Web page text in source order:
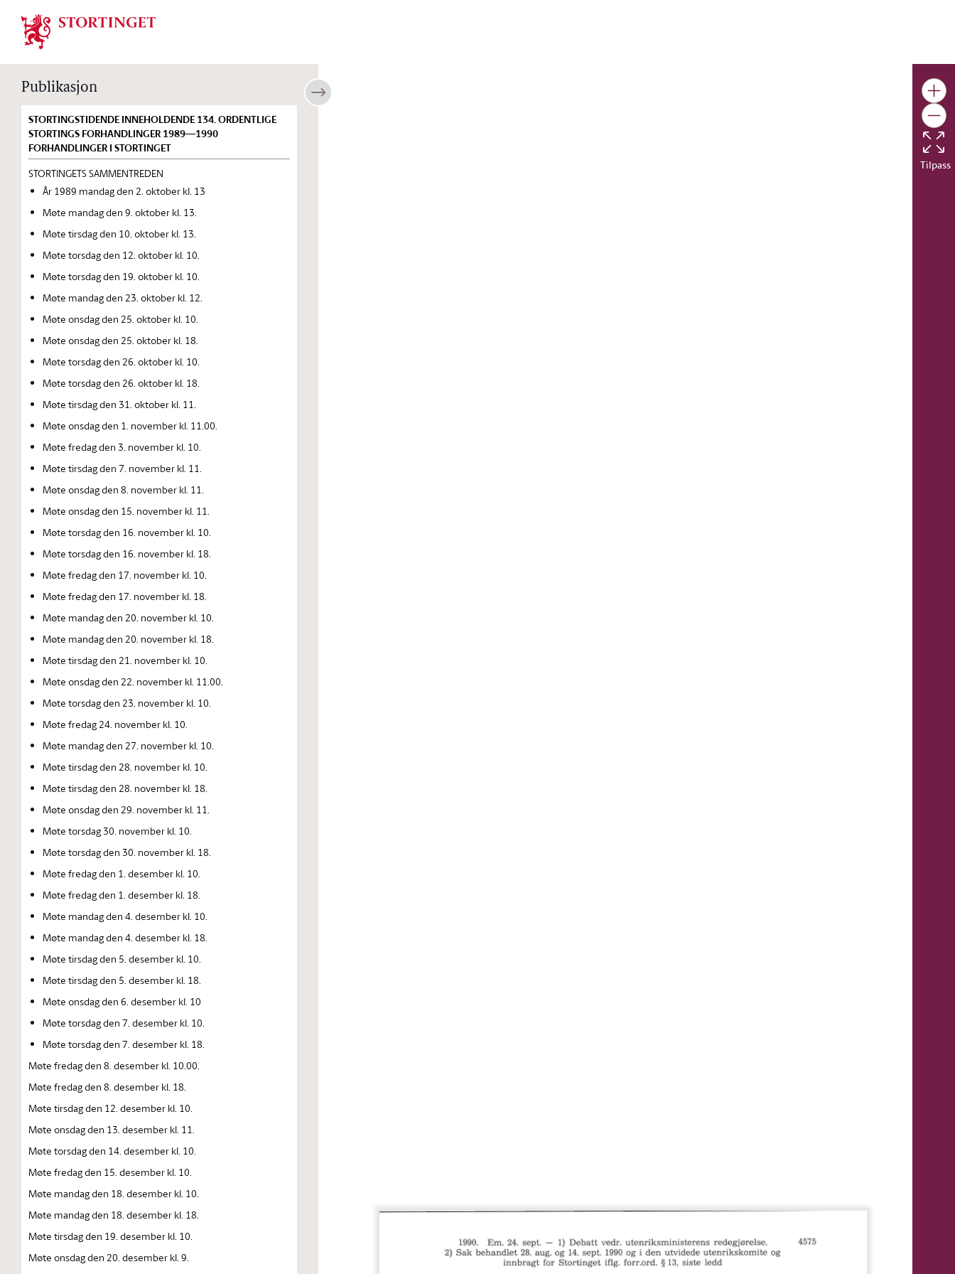
Stortinget.no
Publikasjon
STORTINGSTIDENDE INNEHOLDENDE 134. ORDENTLIGE
STORTINGS FORHANDLINGER 1989—1990
FORHANDLINGER I STORTINGET
STORTINGETS SAMMENTREDEN
År 1989 mandag den 2. oktober kl. 13
Møte mandag den 9. oktober kl. 13.
Møte tirsdag den 10. oktober kl. 13.
Møte torsdag den 12. oktober kl. 10.
Møte torsdag den 19. oktober kl. 10.
Møte mandag den 23. oktober kl. 12.
Møte onsdag den 25. oktober kl. 10.
Møte onsdag den 25. oktober kl. 18.
Møte torsdag den 26. oktober kl. 10.
Møte torsdag den 26. oktober kl. 18.
Møte tirsdag den 31. oktober kl. 11.
Møte onsdag den 1. november kl. 11.00.
Møte fredag den 3. november kl. 10.
Møte tirsdag den 7. november kl. 11.
Møte onsdag den 8. november kl. 11.
Møte onsdag den 15. november kl. 11.
Møte torsdag den 16. november kl. 10.
Møte torsdag den 16. november kl. 18.
Møte fredag den 17. november kl. 10.
Møte fredag den 17. november kl. 18.
Møte mandag den 20. november kl. 10.
Møte mandag den 20. november kl. 18.
Møte tirsdag den 21. november kl. 10.
Møte onsdag den 22. november kl. 11.00.
Møte torsdag den 23. november kl. 10.
Møte fredag 24. november kl. 10.
Møte mandag den 27. november kl. 10.
Møte tirsdag den 28. november kl. 10.
Møte tirsdag den 28. november kl. 18.
Møte onsdag den 29. november kl. 11.
Møte torsdag 30. november kl. 10.
Møte torsdag den 30. november kl. 18.
Møte fredag den 1. desember kl. 10.
Møte fredag den 1. desember kl. 18.
Møte mandag den 4. desember kl. 10.
Møte mandag den 4. desember kl. 18.
Møte tirsdag den 5. desember kl. 10.
Møte tirsdag den 5. desember kl. 18.
Møte onsdag den 6. desember kl. 10
Møte torsdag den 7. desember kl. 10.
Møte torsdag den 7. desember kl. 18.
Møte fredag den 8. desember kl. 10.00.
Møte fredag den 8. desember kl. 18.
Møte tirsdag den 12. desember kl. 10.
Møte onsdag den 13. desember kl. 11.
Møte torsdag den 14. desember kl. 10.
Møte fredag den 15. desember kl. 10.
Møte mandag den 18. desember kl. 10.
Møte mandag den 18. desember kl. 18.
Møte tirsdag den 19. desember kl. 10.
Møte onsdag den 20. desember kl. 9.